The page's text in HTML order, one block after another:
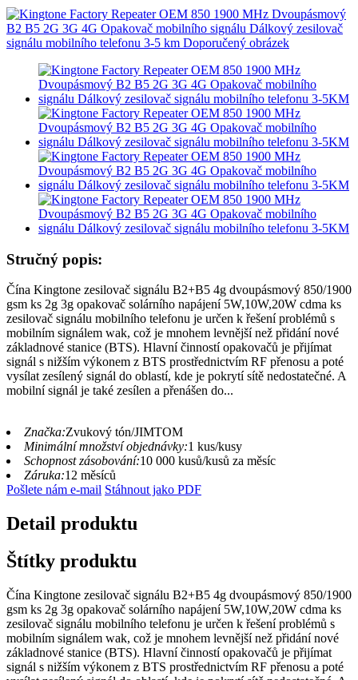
Stručný popis:
Čína Kingtone zesilovač signálu B2+B5 4g dvoupásmový 850/1900
gsm ks 2g 3g opakovač solárního napájení 5W,10W,20W cdma ks
zesilovač signálu mobilního telefonu je určen k řešení problémů s
mobilním signálem wak, což je mnohem levnější než přidání nové
základnové stanice (BTS). Hlavní činností opakovačů je přijímat
signál s nižším výkonem z BTS prostřednictvím RF přenosu a poté
vysílat zesílený signál do oblastí, kde je pokrytí sítě nedostatečné. A
mobilní signál je také zesílen a přenášen do...
Značka:Zvukový tón/JIMTOM
Minimální množství objednávky:1 kus/kusy
Schopnost zásobování:10 000 kusů/kusů za měsíc
Záruka:12 měsíců
Pošlete nám e-mail Stáhnout jako PDF
Detail produktu
Štítky produktu
Čína Kingtone zesilovač signálu B2+B5 4g dvoupásmový 850/1900
gsm ks 2g 3g opakovač solárního napájení 5W,10W,20W cdma ks
zesilovač signálu mobilního telefonu je určen k řešení problémů s
mobilním signálem wak, což je mnohem levnější než přidání nové
základnové stanice (BTS). Hlavní činností opakovačů je přijímat
signál s nižším výkonem z BTS prostřednictvím RF přenosu a poté